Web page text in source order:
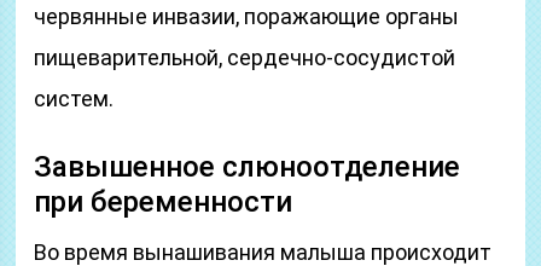
червянные инвазии, поражающие органы
пищеварительной, сердечно-сосудистой
систем.
Завышенное слюноотделение
при беременности
Во время вынашивания малыша происходит